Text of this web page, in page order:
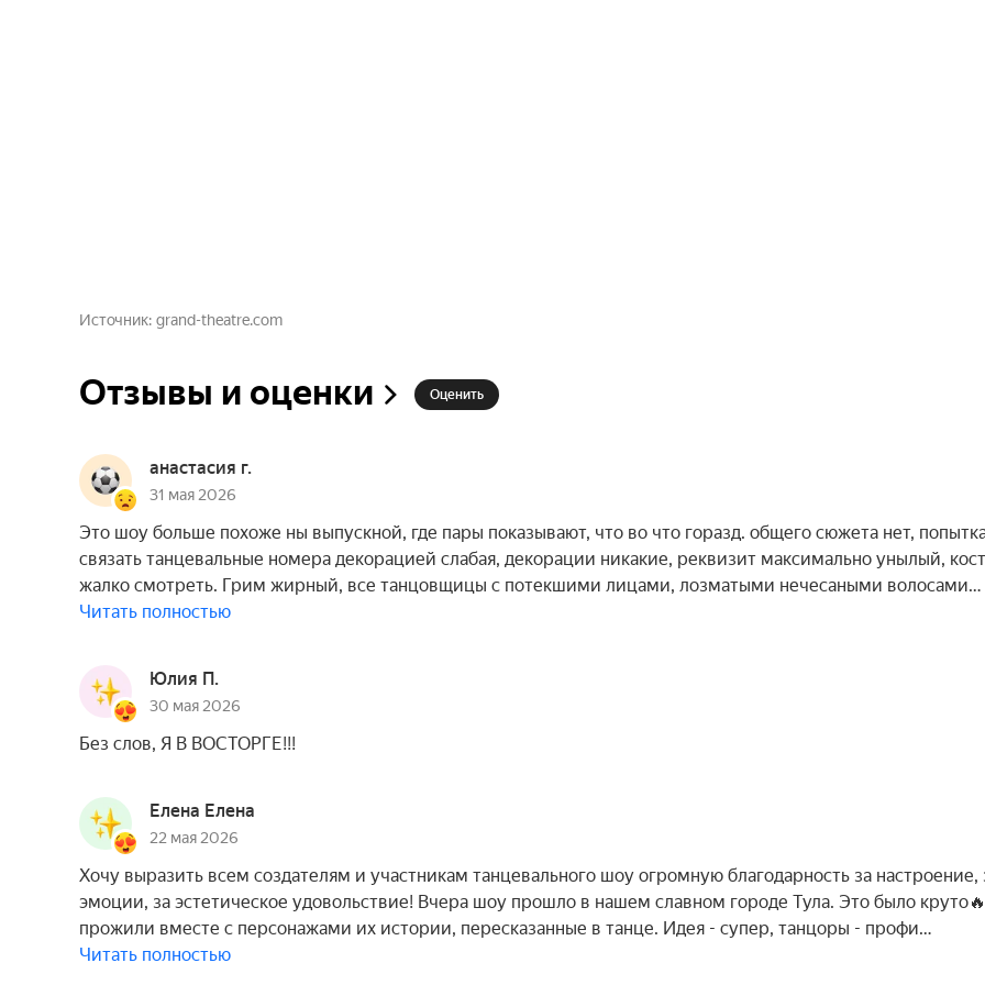
Источник grand-theatre.com
Отзывы и оценки Оценить
анастасия г.
31 мая 2026
Это шоу больше похоже ны выпускной, где пары показывают, что во что горазд. общего сюжета нет,
связать танцевальные номера декорацией слабая, декорации никакие, реквизит максимально унылый,
жалко смотреть. Грим жирный, все танцовщицы с потекшими лицами, лозматыми нечесаными волосами…
Читать полностью
Юлия П.
30 мая 2026
Без слов, Я В ВОСТОРГЕ!!!
Елена Елена
22 мая 2026
Хочу выразить всем создателям и участникам танцевального шоу огромную благодарность за настроение,
эмоции, за эстетическое удовольствие! Вчера шоу прошло в нашем славном городе Тула. Это было
прожили вместе с персонажами их истории, пересказанные в танце. Идея - супер, танцоры - профи…
Читать полностью